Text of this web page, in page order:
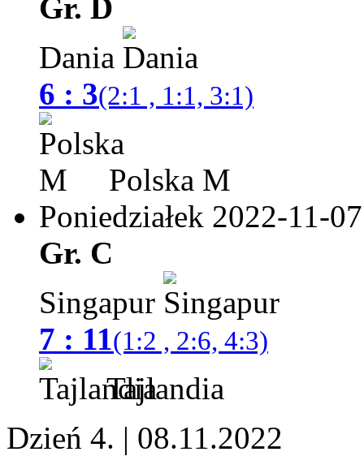
Gr. D
Dania
6 : 3(2:1 , 1:1, 3:1)
Polska M
Poniedziałek 2022-11-07
Gr. C
Singapur
7 : 11(1:2 , 2:6, 4:3)
Tajlandia
Dzień 4. | 08.11.2022